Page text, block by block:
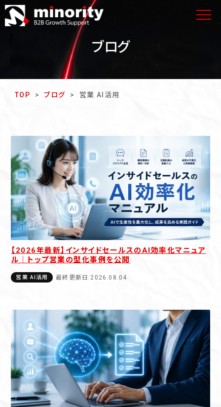
ブログ
TOP > ブログ > 営業 AI活用
【2026年最新】インサイドセールスのAI効率化マニュア
ル｜トップ営業の型化事例を公開
営業 AI活用 最終更新日:2026.08.04